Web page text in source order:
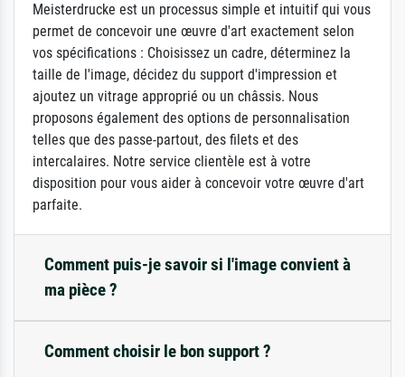
Meisterdrucke est un processus simple et intuitif qui vous
permet de concevoir une œuvre d'art exactement selon
vos spécifications : Choisissez un cadre, déterminez la
taille de l'image, décidez du support d'impression et
ajoutez un vitrage approprié ou un châssis. Nous
proposons également des options de personnalisation
telles que des passe-partout, des filets et des
intercalaires. Notre service clientèle est à votre
disposition pour vous aider à concevoir votre œuvre d'art
parfaite.
Comment puis-je savoir si l'image convient à
ma pièce ?
Comment choisir le bon support ?